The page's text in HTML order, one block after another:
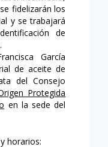
fidelizarán los
y se trabajará
de
García
de aceite de
del Consejo
Protegida
en la sede del
horarios: